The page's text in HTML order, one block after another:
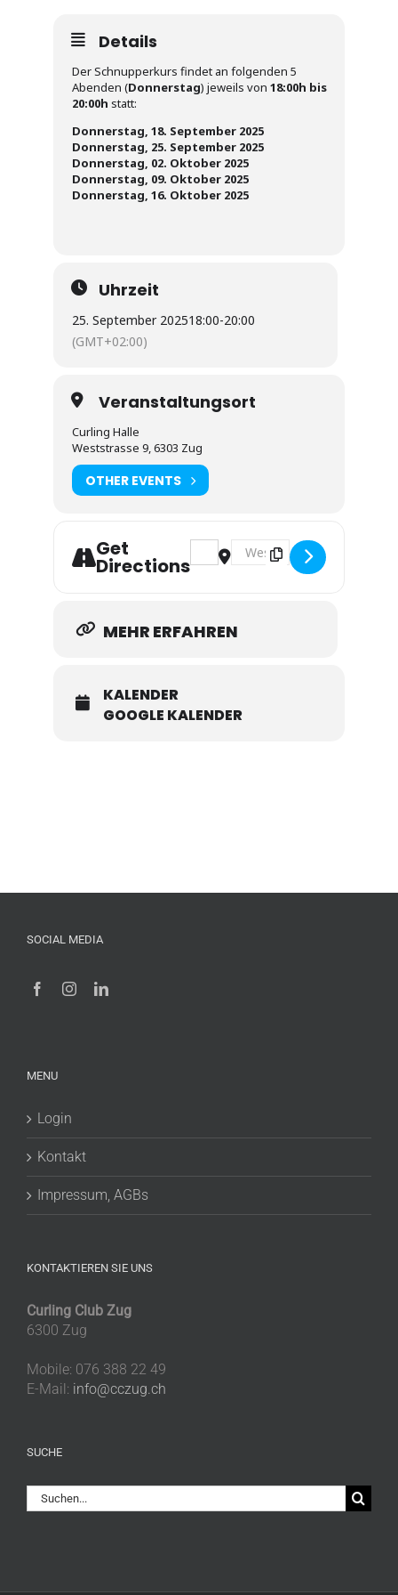
Details
Der Schnupperkurs findet an folgenden 5
Abenden (Donnerstag) jeweils von 18:00h bis
20:00h statt:
Donnerstag, 18. September 2025
Donnerstag, 25. September 2025
Donnerstag, 02. Oktober 2025
Donnerstag, 09. Oktober 2025
Donnerstag, 16. Oktober 2025
Uhrzeit
25. September 202518:00-20:00
(GMT+02:00)
Veranstaltungsort
Curling Halle
Weststrasse 9, 6303 Zug
OTHER EVENTS
Get
Directions
Address - Schnupperkurs 1
Destination Address -
MEHR ERFAHREN
KALENDER
GOOGLE KALENDER
SOCIAL MEDIA
MENU
Login
Kontakt
Impressum, AGBs
KONTAKTIEREN SIE UNS
Curling Club Zug
6300 Zug
Mobile: 076 388 22 49
E-Mail: info@cczug.ch
SUCHE
Suche
nach: